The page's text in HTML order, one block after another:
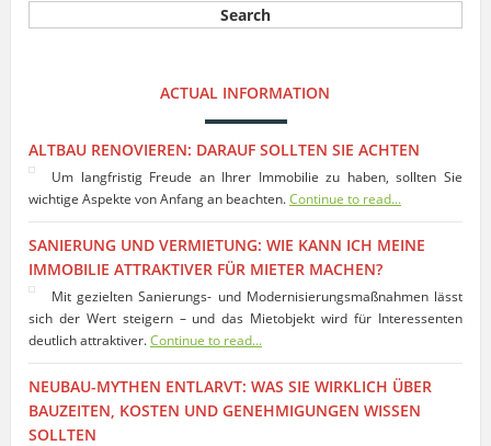
ACTUAL INFORMATION
ALTBAU RENOVIEREN: DARAUF SOLLTEN SIE ACHTEN
Um langfristig Freude an Ihrer Immobilie zu haben, sollten Sie
wichtige Aspekte von Anfang an beachten.Continue to read...
SANIERUNG UND VERMIETUNG: WIE KANN ICH MEINE
IMMOBILIE ATTRAKTIVER FÜR MIETER MACHEN?
Mit gezielten Sanierungs- und Modernisierungsmaßnahmen lässt
sich der Wert steigern – und das Mietobjekt wird für Interessenten
deutlich attraktiver.Continue to read...
NEUBAU-MYTHEN ENTLARVT: WAS SIE WIRKLICH ÜBER
BAUZEITEN, KOSTEN UND GENEHMIGUNGEN WISSEN
SOLLTEN